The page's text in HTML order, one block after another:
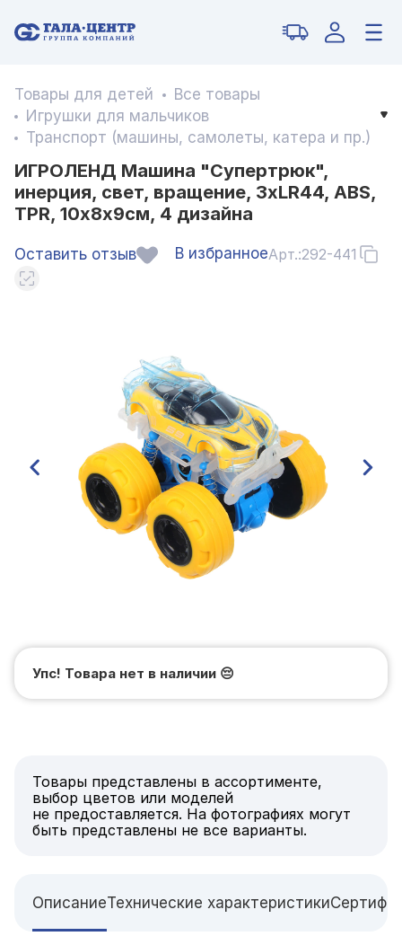
Товары для детей
Все товары
Игрушки для мальчиков
Транспорт (машины, самолеты, катера и пр.)
ИГРОЛЕНД Машина "Супертрюк",
инерция, свет, вращение, 3хLR44, ABS,
TPR, 10х8х9см, 4 дизайна
Оставить отзыв В избранноеАрт.:292-441
Упс! Товара нет в наличии 😔
Товары представлены в ассортименте,
выбор цветов или моделей
не предоставляется. На фотографиях могут
быть представлены не все варианты.
ОписаниеТехнические характеристики